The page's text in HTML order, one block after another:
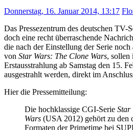
Donnerstag, 16. Januar 2014, 13:17
Das Pressezentrum des deutschen TV-
doch eine recht überraschende
die nach der Einstellung der Serie
von Star Wars: The Clone Wars, sollen
Erstausstrahlung ab Samstag den 15.
ausgestrahlt werden, direkt im
Hier die Pressemitteilung:
Die hochklassige CGI-Serie Star
Wars (USA 2012) gehört zu den
Formaten der Primetime bei